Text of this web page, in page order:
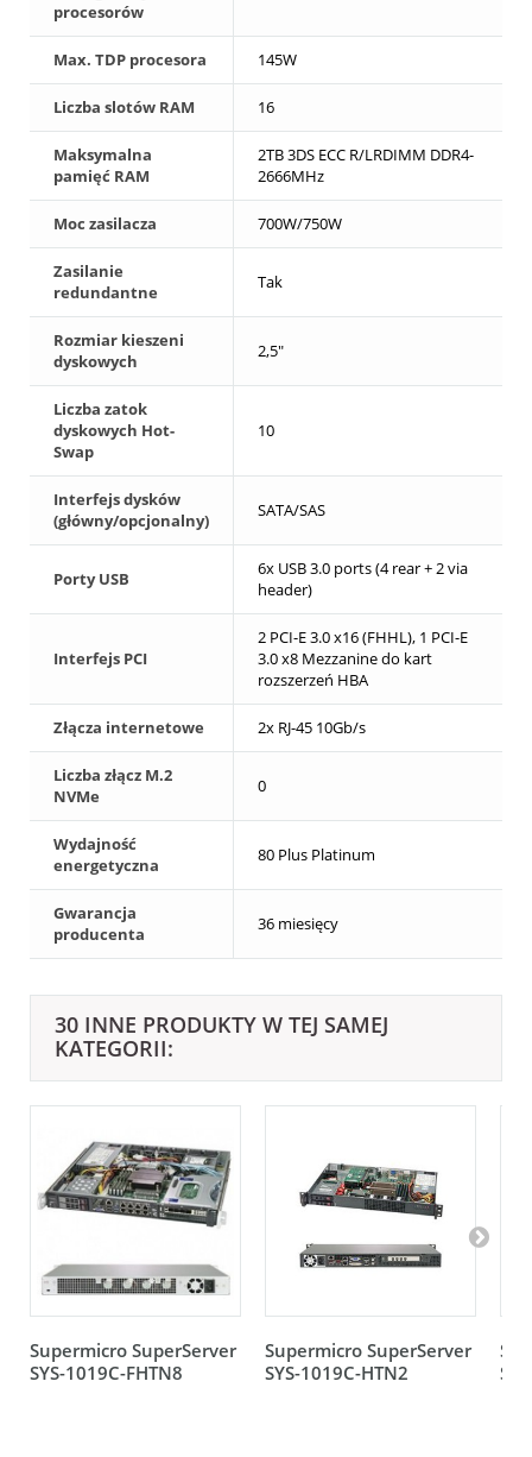
procesorów
Max. TDP procesora 145W
Liczba slotów RAM 16
Maksymalna
pamięć RAM
2TB 3DS ECC R/LRDIMM DDR4-
2666MHz
Moc zasilacza 700W/750W
Zasilanie
redundantne
Tak
Rozmiar kieszeni
dyskowych
2,5"
Liczba zatok
dyskowych Hot-
Swap
10
Interfejs dysków
(główny/opcjonalny)
SATA/SAS
Porty USB
6x USB 3.0 ports (4 rear + 2 via
header)
Interfejs PCI
2 PCI-E 3.0 x16 (FHHL), 1 PCI-E
3.0 x8 Mezzanine do kart
rozszerzeń HBA
Złącza internetowe 2x RJ-45 10Gb/s
Liczba złącz M.2
NVMe
0
Wydajność
energetyczna
80 Plus Platinum
Gwarancja
producenta
36 miesięcy
30 INNE PRODUKTY W TEJ SAMEJ
KATEGORII:
Supermicro SuperServer
SYS-1019C-FHTN8
Supermicro SuperServer
SYS-1019C-HTN2